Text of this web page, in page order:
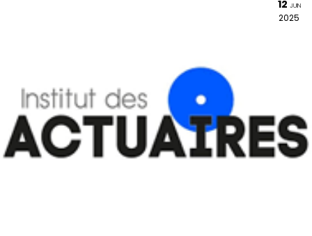
12 JUIN
2025